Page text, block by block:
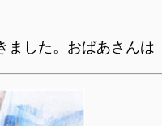
した。おばあさん